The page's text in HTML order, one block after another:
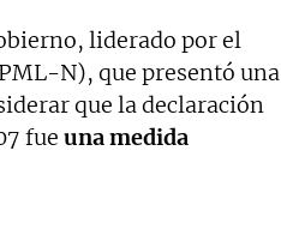
liderado por el
N), que presentó una
que la declaración
fue una medida